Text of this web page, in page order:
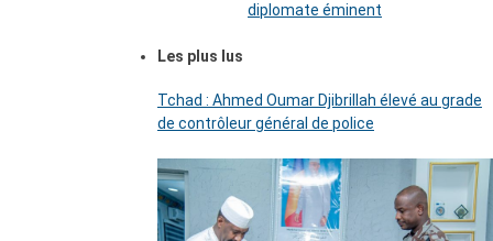
diplomate éminent
Les plus lus
Tchad : Ahmed Oumar Djibrillah élevé au grade
de contrôleur général de police